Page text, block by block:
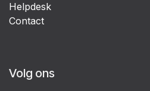
Helpdesk
Contact
Volg ons